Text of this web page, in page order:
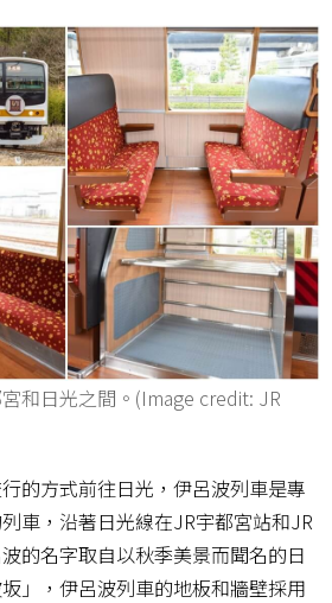
和日光之間。(Image credit: JR
的方式前往日光，伊呂波列車是專
車，沿著日光線在JR宇都宮站和JR
的名字取自以秋季美景而聞名的日
」，伊呂波列車的地板和牆壁採用